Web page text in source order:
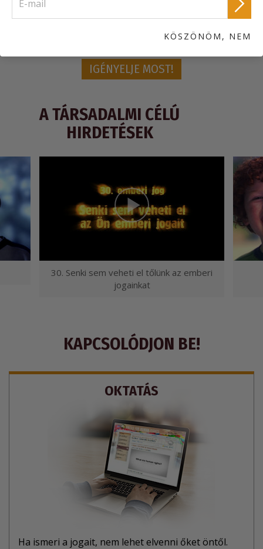
információs csomagot!
IGÉNYELJE MOST!
A TÁRSADALMI CÉLÚ
HIRDETÉSEK
30. Senki sem veheti el tőlünk az emberi
jogainkat
KAPCSOLÓDJON BE!
OKTATÁS
Ha ismeri a jogait, nem lehet elvenni őket öntől.
KÖSZÖNÖM, NEM